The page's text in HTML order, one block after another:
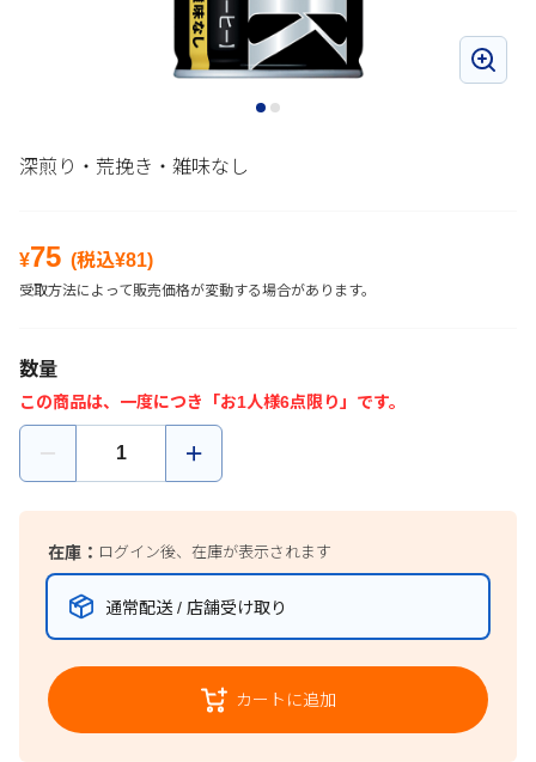
深煎り・荒挽き・雑味なし
¥75 (税込¥81)
受取方法によって販売価格が変動する場合があります。
数量
この商品は、一度につき「お1人様6点限り」です。
在庫： ログイン後、在庫が表示されます
通常配送 / 店舗受け取り
カートに追加